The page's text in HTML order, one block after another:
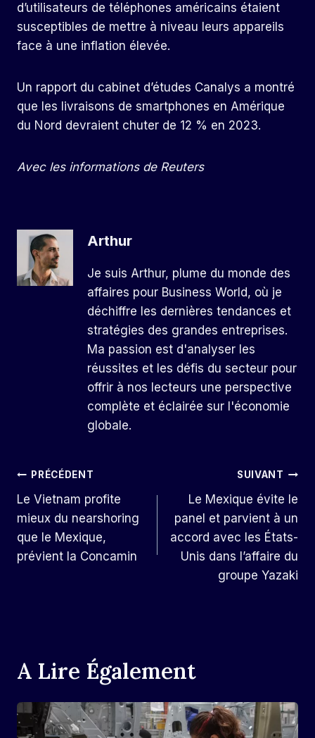
d’utilisateurs de téléphones américains étaient
susceptibles de mettre à niveau leurs appareils
face à une inflation élevée.
Un rapport du cabinet d’études Canalys a montré
que les livraisons de smartphones en Amérique
du Nord devraient chuter de 12 % en 2023.
Avec les informations de Reuters
Arthur
Je suis Arthur, plume du monde des
affaires pour Business World, où je
déchiffre les dernières tendances et
stratégies des grandes entreprises.
Ma passion est d'analyser les
réussites et les défis du secteur pour
offrir à nos lecteurs une perspective
complète et éclairée sur l'économie
globale.
Navigation
De
L’article
PRÉCÉDENT
Le Vietnam profite
mieux du nearshoring
que le Mexique,
prévient la Concamin
SUIVANT
Le Mexique évite le
panel et parvient à un
accord avec les États-
Unis dans l’affaire du
groupe Yazaki
A Lire Également